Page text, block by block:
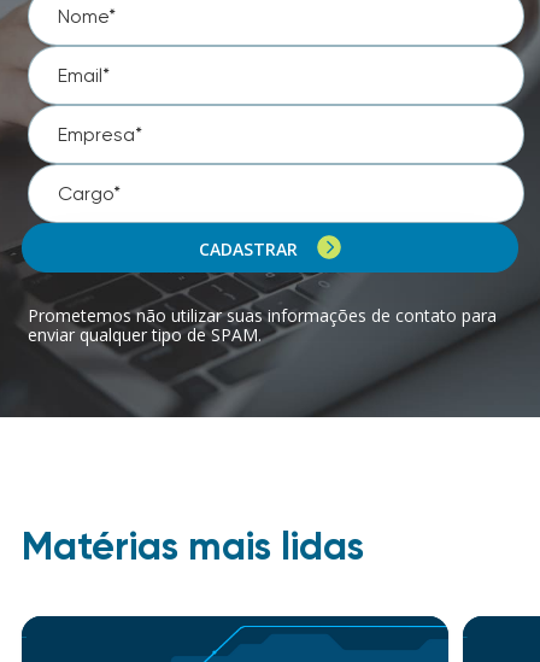
CADASTRAR
Prometemos não utilizar suas informações de contato para
enviar qualquer tipo de SPAM.
Matérias mais lidas